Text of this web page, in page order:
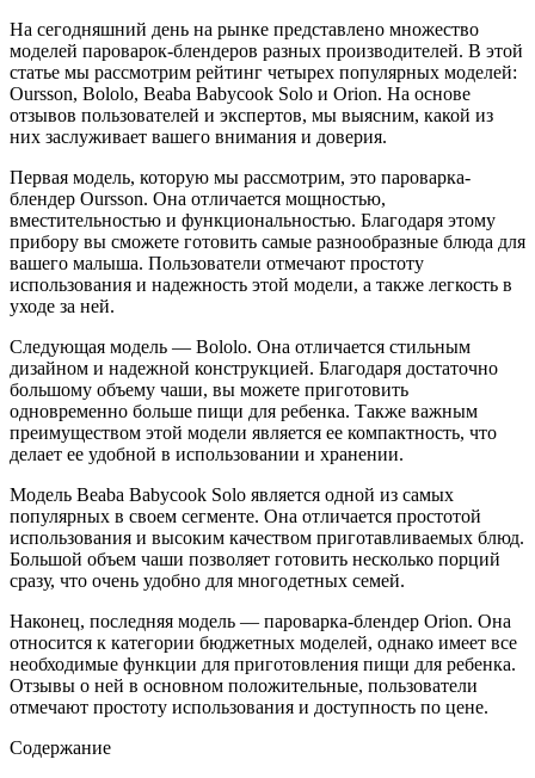
На сегодняшний день на рынке представлено множество
моделей пароварок-блендеров разных производителей. В этой
статье мы рассмотрим рейтинг четырех популярных моделей:
Oursson, Bololo, Beaba Babycook Solo и Orion. На основе
отзывов пользователей и экспертов, мы выясним, какой из
них заслуживает вашего внимания и доверия.
Первая модель, которую мы рассмотрим, это пароварка-
блендер Oursson. Она отличается мощностью,
вместительностью и функциональностью. Благодаря этому
прибору вы сможете готовить самые разнообразные блюда для
вашего малыша. Пользователи отмечают простоту
использования и надежность этой модели, а также легкость в
уходе за ней.
Следующая модель — Bololo. Она отличается стильным
дизайном и надежной конструкцией. Благодаря достаточно
большому объему чаши, вы можете приготовить
одновременно больше пищи для ребенка. Также важным
преимуществом этой модели является ее компактность, что
делает ее удобной в использовании и хранении.
Модель Beaba Babycook Solo является одной из самых
популярных в своем сегменте. Она отличается простотой
использования и высоким качеством приготавливаемых блюд.
Большой объем чаши позволяет готовить несколько порций
сразу, что очень удобно для многодетных семей.
Наконец, последняя модель — пароварка-блендер Orion. Она
относится к категории бюджетных моделей, однако имеет все
необходимые функции для приготовления пищи для ребенка.
Отзывы о ней в основном положительные, пользователи
отмечают простоту использования и доступность по цене.
Содержание